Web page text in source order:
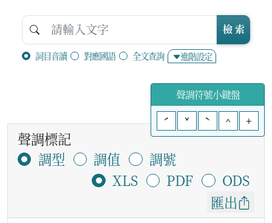
詞目音讀 對應國語 全文查詢 進階設定
檢 索
聲調符號小鍵盤
ˊ
ˇ ˋ ^ +
聲調標記
調型
調值
調號
XLS
PDF
ODS
匯出